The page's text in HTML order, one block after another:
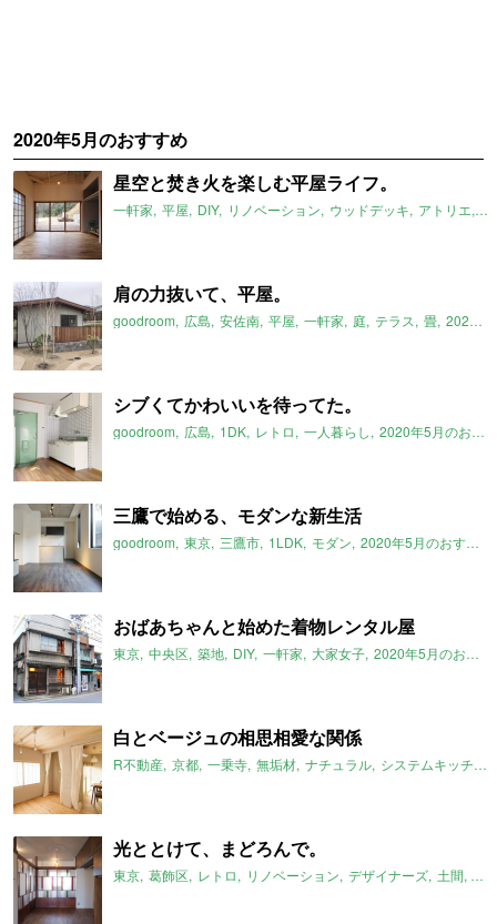
2020年5月のおすすめ
星空と焚き火を楽しむ平屋ライフ。
一軒家 平屋 DIY リノベーション ウッドデッキ アトリエ
肩の力抜いて、平屋。
goodroom 広島 安佐南 平屋 一軒家 庭 テラス 畳 2020年5月のおすすめ
シブくてかわいいを待ってた。
goodroom 広島 1DK レトロ 一人暮らし 2020年5月のおすすめ
三鷹で始める、モダンな新生活
goodroom 東京 三鷹市 1LDK モダン 2020年5月のおすすめ
おばあちゃんと始めた着物レンタル屋
東京 中央区 築地 DIY 一軒家 大家女子 2020年5月のおすすめ
白とベージュの相思相愛な関係
R不動産 京都 一乗寺 無垢材 ナチュラル システムキッチン
光ととけて、まどろんで。
東京 葛飾区 レトロ リノベーション デザイナーズ 土間 モ